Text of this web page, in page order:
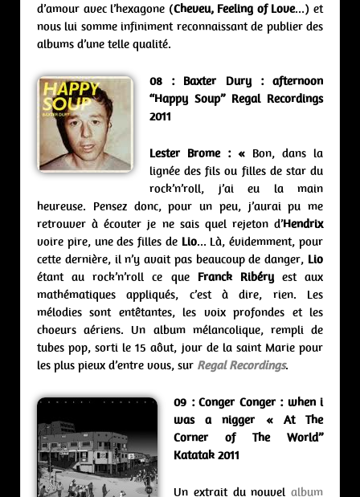
d’amour avec l’hexagone (Cheveu, Feeling of Love…) et
nous lui somme infiniment reconnaissant de publier des
albums d’une telle qualité.
08 : Baxter Dury : afternoon
“Happy Soup” Regal Recordings
2011
Lester Brome : « Bon, dans la
lignée des fils ou filles de star du
rock’n’roll, j’ai eu la main
heureuse. Pensez donc, pour un peu, j’aurai pu me
retrouver à écouter je ne sais quel rejeton d’Hendrix
voire pire, une des filles de Lio… Là, évidemment, pour
cette dernière, il n’y avait pas beaucoup de danger, Lio
étant au rock’n’roll ce que Franck Ribéryest aux
mathématiques appliqués, c’est à dire, rien. Les
mélodies sont entêtantes, les voix profondes et les
choeurs aériens. Un album mélancolique, rempli de
tubes pop, sorti le 15 aôut, jour de la saint Marie pour
les plus pieux d’entre vous, sur Regal Recordings.
09 : Conger Conger : when i
was a nigger « At The
Corner of The World”
Katatak 2011
Un extrait du nouvel album